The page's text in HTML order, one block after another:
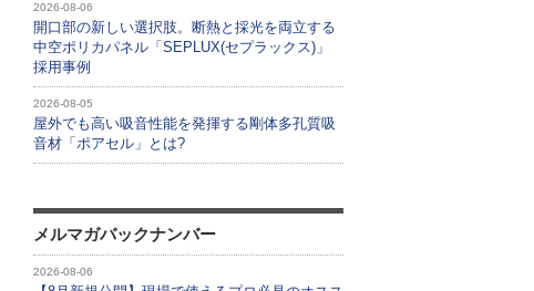
2026-08-06
開口部の新しい選択肢。断熱と採光を両立する
中空ポリカパネル「SEPLUX(セプラックス)」
採用事例
2026-08-05
屋外でも高い吸音性能を発揮する剛体多孔質吸
音材「ポアセル」とは?
メルマガバックナンバー
2026-08-06